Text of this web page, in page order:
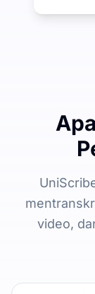
video,